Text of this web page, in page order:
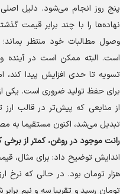
پنج روز انجام می‌شود. دلیل
نهاده‌ها را با چند برابر قیمت
وصول مطالبات خود منتظر بماند؛
است. البته ممکن است در آینده
تسویه تا حدی افزایش پیدا کند،
برای حفظ تولید ضروری است. یکی
از منابعی که پیش‌تر در قالب ارز
تبدیل می‌شد، اکنون مستقیما به
رانت موجود در روغن، کمتر از برخی